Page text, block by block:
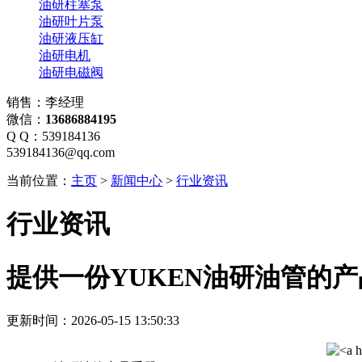
油研柱塞泵
油研叶片泵
油研液压缸
油研电机
油研电磁阀
销售：李经理
微信： 13686884195
Q Q：539184136
539184136@qq.com
当前位置： 主页 > 新闻中心 > 行业资讯
行业资讯
提供一份YUKEN油研油管的
更新时间：2026-05-15 13:50:33